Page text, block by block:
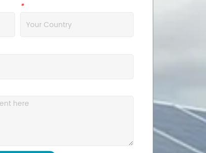
*Address